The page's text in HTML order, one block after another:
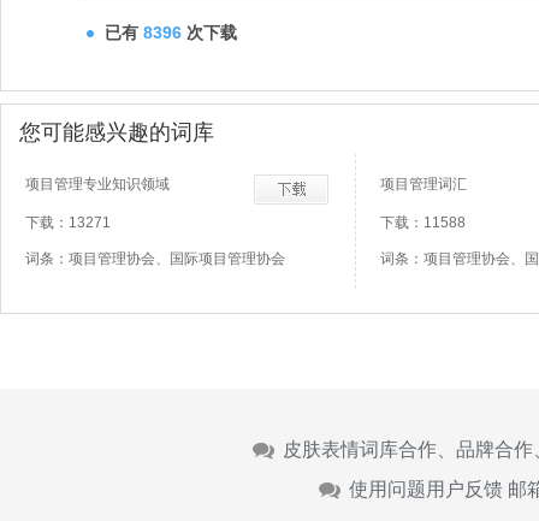
已有 8396 次下载
您可能感兴趣的词库
项目管理专业知识领域
下载：13271
词条：项目管理协会、国际项目管理协会
项目管理词汇
下载：11588
词条：项目管理协会、
皮肤表情词库合作、品牌合
使用问题用户反馈 邮